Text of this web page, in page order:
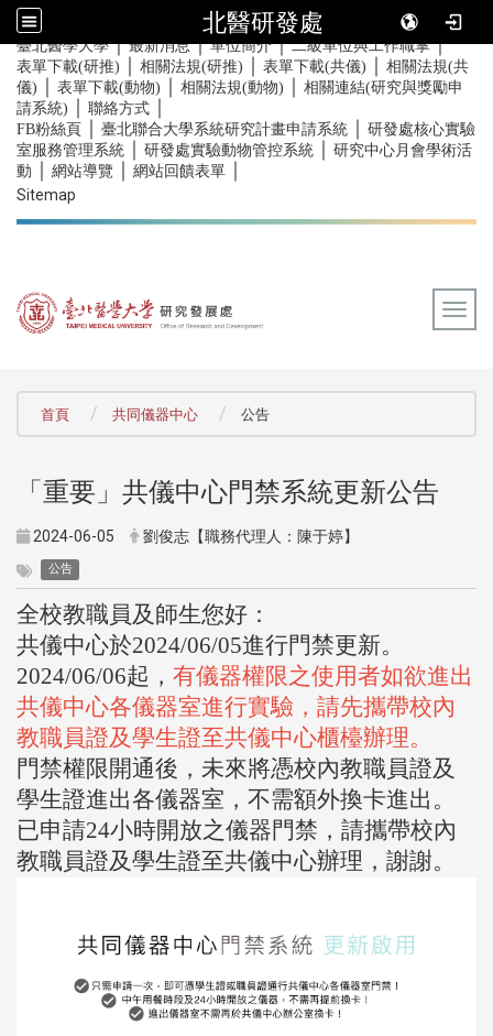
北醫研發處
::: 臺北醫學大學｜最新消息｜單位簡介｜二級單位與工作職掌｜
表單下載(研推) 相關法規(研推) 表單下載(共儀)
相關法規(共
儀)
表單下載(動物) 相關法規(動物)
相關連結(研究與獎勵申
請系統)
聯絡方式
FB粉絲頁 臺北聯合大學系統研究計畫申請系統
研發處核心實驗
室服務管理系統
研發處實驗動物管控系統
研究中心月會學術活
動
網站導覽 網站回饋表單
Sitemap
首頁 共同儀器中心 公告
「重要」共儀中心門禁系統更新公告
2024-06-05 劉俊志【職務代理人：陳于婷】
公告
全校教職員及師生您好：
共儀中心於2024/06/05進行門禁更新。
2024/06/06起， 有儀器權限之使用者如欲進出
共儀中心各儀器室進行實驗，請先攜帶校內
教職員證及學生證至共儀中心櫃檯辦理。
門禁權限開通後，未來將憑校內教職員證及
學生證進出各儀器室，不需額外換卡進出。
已申請24小時開放之儀器門禁，請攜帶校內
教職員證及學生證至共儀中心辦理，謝謝。